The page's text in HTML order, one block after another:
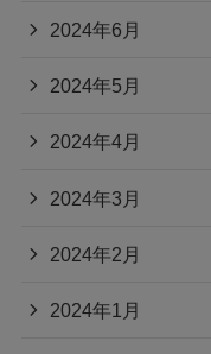
2024年6月
2024年5月
2024年4月
2024年3月
2024年2月
2024年1月